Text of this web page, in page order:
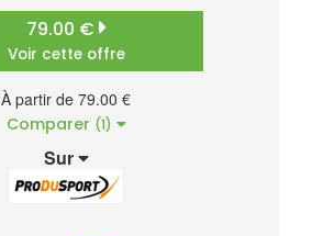
79.00 €
Voir cette offre
À partir de 79.00 €
Comparer (1)
Sur